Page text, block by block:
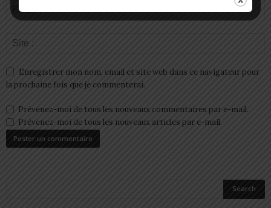
Enregistrer mon nom, email et site web dans ce navigateur pour
la prochaine fois que je commenterai.
Prévenez-moi de tous les nouveaux commentaires par e-mail.
Prévenez-moi de tous les nouveaux articles par e-mail.